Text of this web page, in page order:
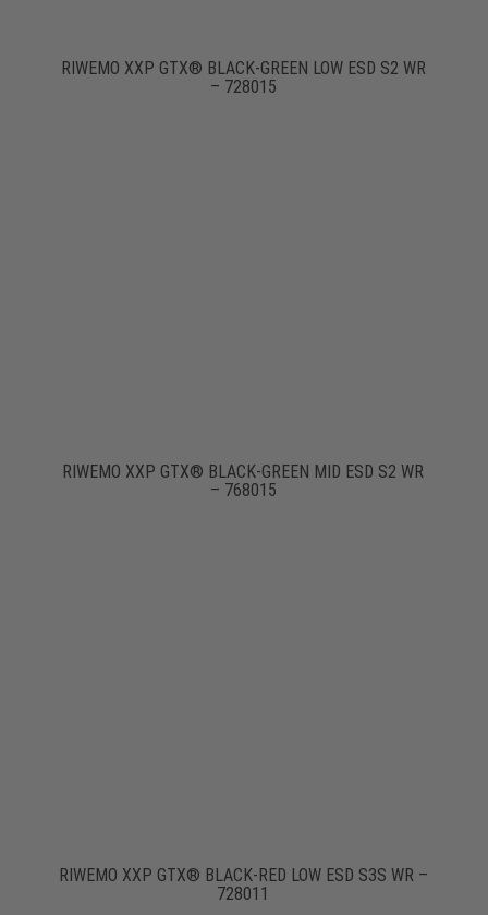
RIWEMO XXP GTX® BLACK-GREEN LOW ESD S2 WR
– 728015
RIWEMO XXP GTX® BLACK-GREEN MID ESD S2 WR
– 768015
RIWEMO XXP GTX® BLACK-RED LOW ESD S3S WR –
728011